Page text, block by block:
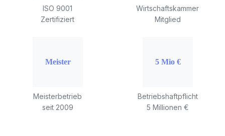
ISO 9001
Zertifiziert
Wirtschaftskammer
Mitglied
Meisterbetrieb
seit 2009
Betriebshaftpflicht
5 Millionen €